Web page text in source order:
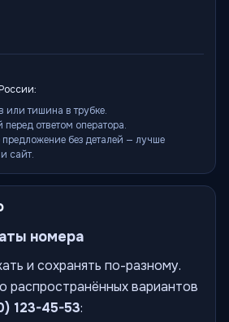
тишина в трубке.
перед ответом оператора.
предложение без деталей — лучше
сайт.
номера
и сохранять по-разному.
распространённых вариантов
123-45-53: